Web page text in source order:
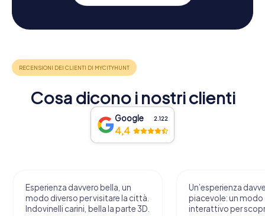
Cosa dicono i nostri clienti
Google 2.122
4,4
Esperienza davvero bella, un
modo diverso per visitare la città.
Indovinelli carini, bella la parte 3D.
Un’esperienza
piacevole: un modo
interattivo per